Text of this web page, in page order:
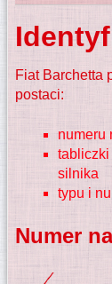
Fiat Barchetta
postaci:
numeru
silnika
typu i
Numer